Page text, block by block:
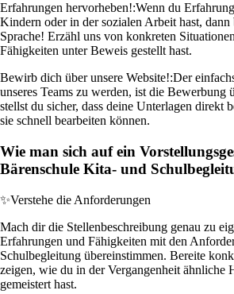
Erfahrungen hervorheben!:Wenn du
Kindern oder in der sozialen Arbeit hast,
Sprache! Erzähl uns von konkreten
Fähigkeiten unter Beweis gestellt hast.
Bewirb dich über unsere Website!:Der
unseres Teams zu werden, ist die Bewerbung
stellst du sicher, dass deine Unterlagen direkt
sie schnell bearbeiten können.
Wie man sich auf ein
Bärenschule Kita- und
✨Verstehe die Anforderungen
Mach dir die Stellenbeschreibung genau zu
Erfahrungen und Fähigkeiten mit den
Schulbegleitung übereinstimmen. Bereite
zeigen, wie du in der Vergangenheit ähnliche
gemeistert hast.